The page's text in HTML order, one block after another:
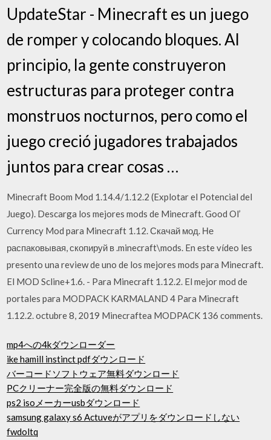
UpdateStar - Minecraft es un juego
de romper y colocando bloques. Al
principio, la gente construyeron
estructuras para proteger contra
monstruos nocturnos, pero como el
juego creció jugadores trabajados
juntos para crear cosas …
Minecraft Boom Mod 1.14.4/1.12.2 (Explotar el Potencial del
Juego). Descarga los mejores mods de Minecraft. Good Ol’
Currency Mod para Minecraft 1.12. Скачай мод. Не
распаковывая, скопируй в .minecraft\mods. En este vídeo les
presento una review de uno de los mejores mods para Minecraft.
El MOD Scline+1.6. - Para Minecraft 1.12.2. El mejor mod de
portales para MODPACK KARMALAND 4 Para Minecraft
1.12.2. octubre 8, 2019 Minecraftea MODPACK 136 comments.
mp4への4kダウンローダー
ike hamill instinct pdfダウンロード
バーコードソフトウェア無料ダウンロード
PCクリーナー完全版の無料ダウンロード
ps2 isoメーカーusbダウンロード
samsung galaxy s6 Actuveがアプリをダウンロードしない
fwdoltq